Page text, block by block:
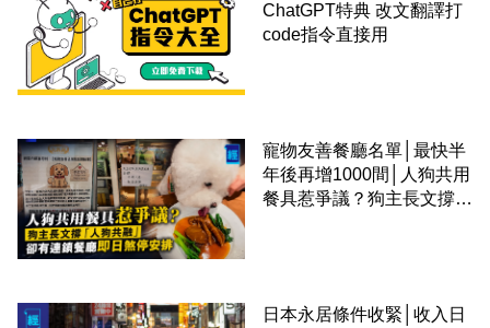
ChatGPT特典 改文翻譯打
code指令直接用
寵物友善餐廳名單│最快半
年後再增1000間│人狗共用
餐具惹爭議？狗主長文撐
日本永居條件收緊│收入日